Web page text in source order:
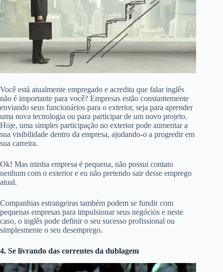
Você está atualmente empregado e acredita que falar inglês
não é importante para você? Empresas estão constantemente
enviando seus funcionários para o exterior, seja para aprender
uma nova tecnologia ou para participar de um novo projeto.
Hoje, uma simples participação no exterior pode aumentar a
sua visibilidade dentro da empresa, ajudando-o a progredir em
sua carreira.
Ok! Mas minha empresa é pequena, não possui contato
nenhum com o exterior e eu não pretendo sair desse emprego
atual.
Companhias estrangeiras também podem se fundir com
pequenas empresas para impulsionar seus negócios e neste
caso, o inglês pode definir o seu sucesso profissional ou
simplesmente o seu desemprego.
4. Se livrando das correntes da dublagem